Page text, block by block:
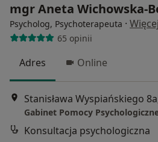
mgr Aneta Wichowska-
Psycholog, Psychoterapeuta · Więcej
65 opinii
Adres Online
Stanisława Wyspiańskiego
Konsultacja psychologiczna